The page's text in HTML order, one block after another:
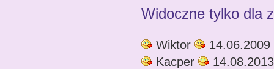
Widoczne tylko dla
Wiktor
14.06.2009
Kacper
14.08.2013